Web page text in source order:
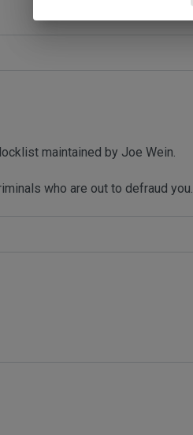
maintained by Joe Wein.
who are out to defraud you.